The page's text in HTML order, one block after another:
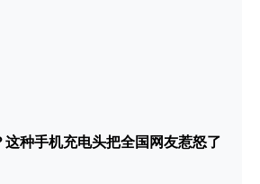
这种手机充电头把全国网友惹怒了